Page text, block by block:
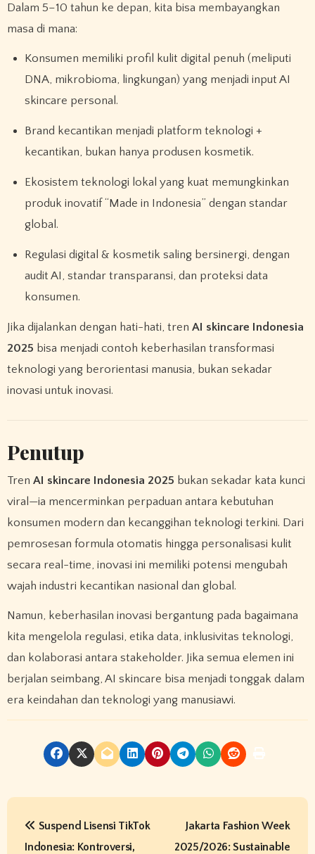
Dalam 5–10 tahun ke depan, kita bisa membayangkan
masa di mana:
Konsumen memiliki profil kulit digital penuh (meliputi
DNA, mikrobioma, lingkungan) yang menjadi input AI
skincare personal.
Brand kecantikan menjadi platform teknologi +
kecantikan, bukan hanya produsen kosmetik.
Ekosistem teknologi lokal yang kuat memungkinkan
produk inovatif “Made in Indonesia” dengan standar
global.
Regulasi digital & kosmetik saling bersinergi, dengan
audit AI, standar transparansi, dan proteksi data
konsumen.
Jika dijalankan dengan hati-hati, tren AI skincare Indonesia
2025 bisa menjadi contoh keberhasilan transformasi
teknologi yang berorientasi manusia, bukan sekadar
inovasi untuk inovasi.
Penutup
Tren AI skincare Indonesia 2025 bukan sekadar kata kunci
viral—ia mencerminkan perpaduan antara kebutuhan
konsumen modern dan kecanggihan teknologi terkini. Dari
pemrosesan formula otomatis hingga personalisasi kulit
secara real-time, inovasi ini memiliki potensi mengubah
wajah industri kecantikan nasional dan global.
Namun, keberhasilan inovasi bergantung pada bagaimana
kita mengelola regulasi, etika data, inklusivitas teknologi,
dan kolaborasi antara stakeholder. Jika semua elemen ini
berjalan seimbang, AI skincare bisa menjadi tonggak dalam
era keindahan dan teknologi yang manusiawi.
P
Suspend Lisensi TikTok
Indonesia: Kontroversi,
Jakarta Fashion Week
2025/2026: Sustainable